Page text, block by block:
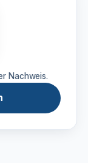
Nachweis.